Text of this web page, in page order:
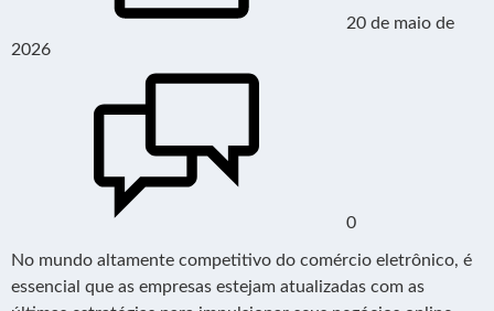
20 de maio de
2026
0
No mundo altamente competitivo do comércio eletrônico, é
essencial que as empresas estejam atualizadas com as